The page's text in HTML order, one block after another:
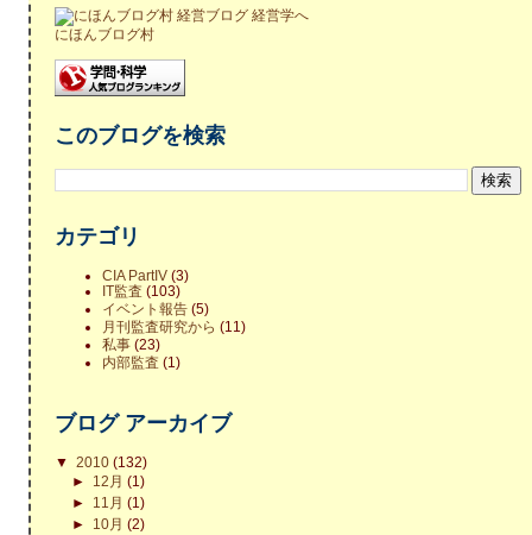
にほんブログ村
このブログを検索
カテゴリ
CIA PartIV (3)
IT監査 (103)
イベント報告 (5)
月刊監査研究から (11)
私事 (23)
内部監査 (1)
ブログ アーカイブ
▼2010(132)
► 12月(1)
► 11月(1)
► 10月(2)